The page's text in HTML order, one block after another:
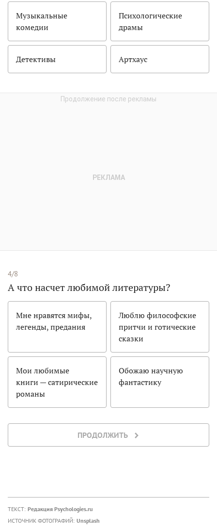
Музыкальные
комедии
Психологические
драмы
Детективы Артхаус
4/8
А что насчет любимой литературы?
Мне нравятся мифы,
легенды, предания
Люблю философские
притчи и готические
сказки
Мои любимые
книги — сатирические
романы
Обожаю научную
фантастику
ПРОДОЛЖИТЬ
ТЕКСТ: Редакция Psychologies.ru
ИСТОЧНИК ФОТОГРАФИЙ: Unsplash